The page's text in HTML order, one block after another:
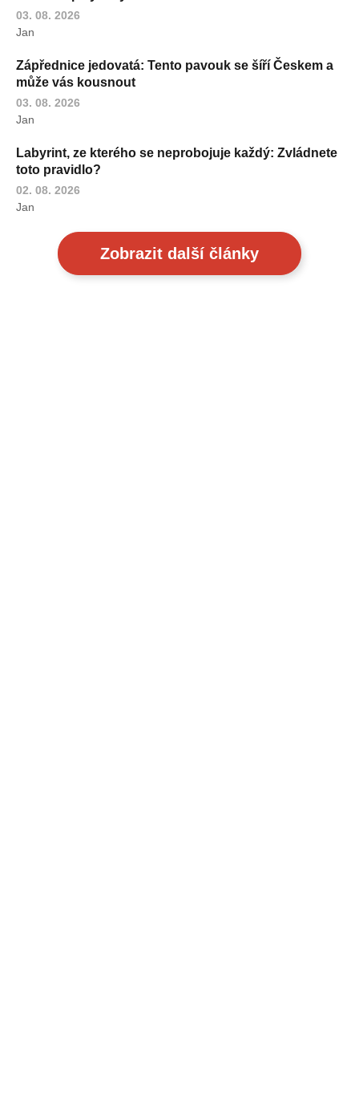
03. 08. 2026
Jan
Zápřednice jedovatá: Tento pavouk se šíří Českem a
může vás kousnout
03. 08. 2026
Jan
Labyrint, ze kterého se neprobojuje každý: Zvládnete
toto pravidlo?
02. 08. 2026
Jan
Zobrazit další články